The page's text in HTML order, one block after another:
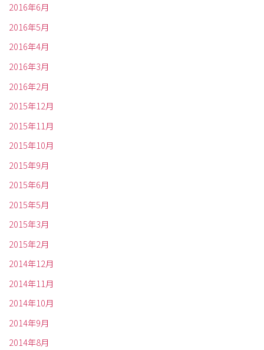
2016年6月
2016年5月
2016年4月
2016年3月
2016年2月
2015年12月
2015年11月
2015年10月
2015年9月
2015年6月
2015年5月
2015年3月
2015年2月
2014年12月
2014年11月
2014年10月
2014年9月
2014年8月